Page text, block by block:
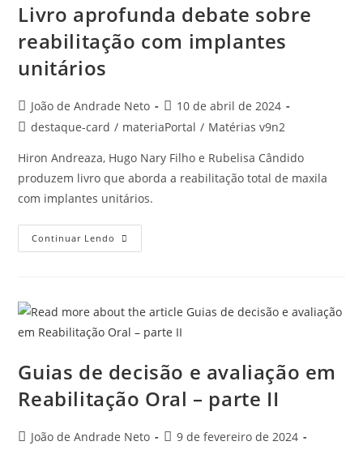
Livro aprofunda debate sobre
reabilitação com implantes
unitários
João de Andrade Neto
10 de abril de 2024
destaque-card / materiaPortal / Matérias v9n2
Hiron Andreaza, Hugo Nary Filho e Rubelisa Cândido
produzem livro que aborda a reabilitação total de maxila
com implantes unitários.
Continuar Lendo
Guias de decisão e avaliação em
Reabilitação Oral – parte II
João de Andrade Neto
9 de fevereiro de 2024